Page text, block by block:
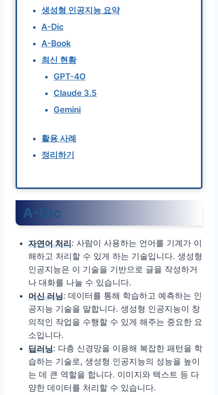
생성형 인공지능 요약
A-Dic
A-Book
최신 현황
GPT-4O
Claude 3.5
Gemini
활용 사례
정리하기
A-Dic
자연어 처리: 사람이 사용하는 언어를 기계가 이
해하고 처리할 수 있게 하는 기술입니다. 생성형
인공지능은 이 기술을 기반으로 글을 작성하거
나 대화를 나눌 수 있습니다.
머신 러닝: 데이터를 통해 학습하고 예측하는 인
공지능 기술을 말합니다. 생성형 인공지능이 창
의적인 작업을 수행할 수 있게 해주는 중요한 요
소입니다.
딥러닝: 다층 신경망을 이용해 복잡한 패턴을 학
습하는 기술로, 생성형 인공지능의 성능을 높이
는 데 큰 역할을 합니다. 이미지와 텍스트 등 다
양한 데이터를 처리할 수 있습니다.